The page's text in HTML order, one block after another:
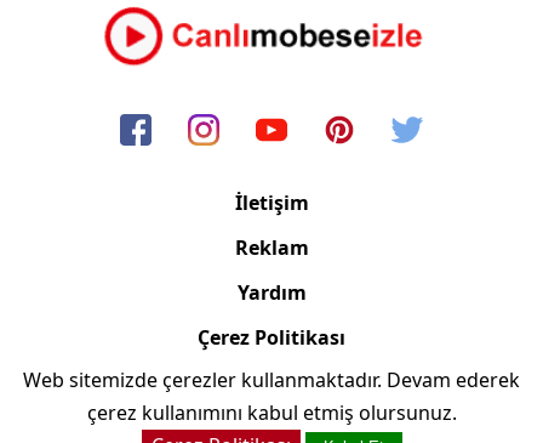
İletişim
Reklam
Yardım
Çerez Politikası
Copyright © 2006/2024 Canlimobeseizle.net
Web sitemizde çerezler kullanmaktadır. Devam ederek
çerez kullanımını kabul etmiş olursunuz.